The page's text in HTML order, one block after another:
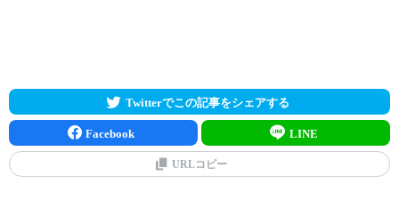
Twitterでこの記事をシェアする
Facebook LINE
URLコピー